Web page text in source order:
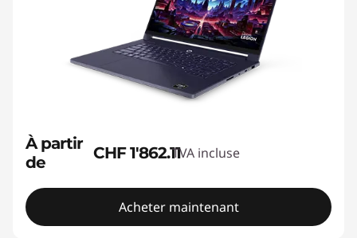
À partir
de
CHF 1'862.11TVA incluse
Acheter maintenant